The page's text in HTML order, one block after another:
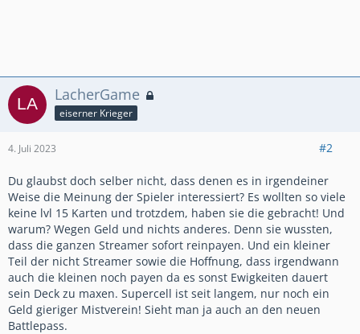
LacherGame
eiserner Krieger
4. Juli 2023 #2
Du glaubst doch selber nicht, dass denen es in irgendeiner
Weise die Meinung der Spieler interessiert? Es wollten so viele
keine lvl 15 Karten und trotzdem, haben sie die gebracht! Und
warum? Wegen Geld und nichts anderes. Denn sie wussten,
dass die ganzen Streamer sofort reinpayen. Und ein kleiner
Teil der nicht Streamer sowie die Hoffnung, dass irgendwann
auch die kleinen noch payen da es sonst Ewigkeiten dauert
sein Deck zu maxen. Supercell ist seit langem, nur noch ein
Geld gieriger Mistverein! Sieht man ja auch an den neuen
Battlepass.